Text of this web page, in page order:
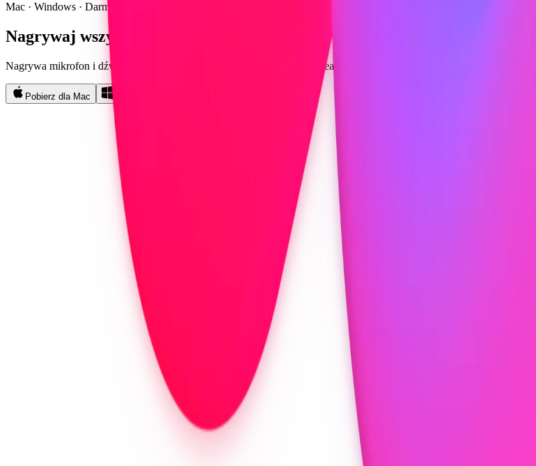
Mac · Windows · Darmowy
Nagrywaj wszystko na swoim komputerze
Nagrywa mikrofon i dźwięk systemowy jednocześnie — Zoom, Meet, Teams, rozmowy telefoniczne, wykłady,
Pobierz dla Mac